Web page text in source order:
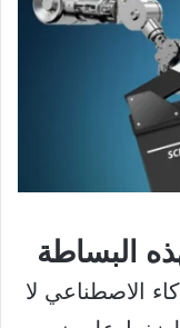
البساطة
الاصطناعي لا